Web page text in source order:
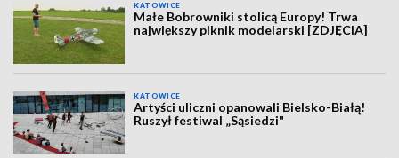
KATOWICE
Małe Bobrowniki stolicą Europy! Trwa
największy piknik modelarski [ZDJĘCIA]
KATOWICE
Artyści uliczni opanowali Bielsko-Białą!
Ruszył festiwal „Sąsiedzi"